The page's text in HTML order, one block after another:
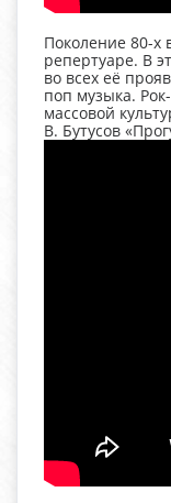
Поколение 80-х
репертуаре. В
во всех её
поп музыка.
массовой
В. Бутусов